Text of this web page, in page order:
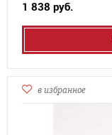
1 838 руб.
в избранное